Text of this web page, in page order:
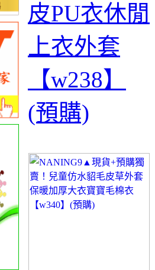
皮PU衣休閒
上衣外套
【w238】
(預購)